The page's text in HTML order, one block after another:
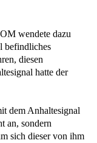
wendete dazu
befindliches
diesen
hatte der
dem Anhaltesignal
an, sondern
sich dieser von ihm